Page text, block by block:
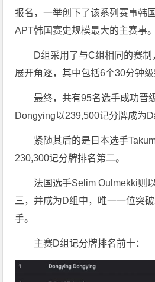
报名，一举创下了该系列赛事韩
APT韩国赛史规模最大的主赛事。
D组采用了与C组相同的赛
展开角逐，其中包括6个30分钟级
最终，共有95名选手成功晋
Dongying以239,500记分牌成为D
紧随其后的是日本选手
230,300记分牌排名第二。
法国选手Selim Oulmekki则
三，并成为D组中，唯一一位突
手。
主赛D组记分牌排名前十：